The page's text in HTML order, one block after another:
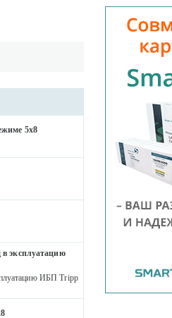
5х8
эксплуатацию
ИБП Tripp